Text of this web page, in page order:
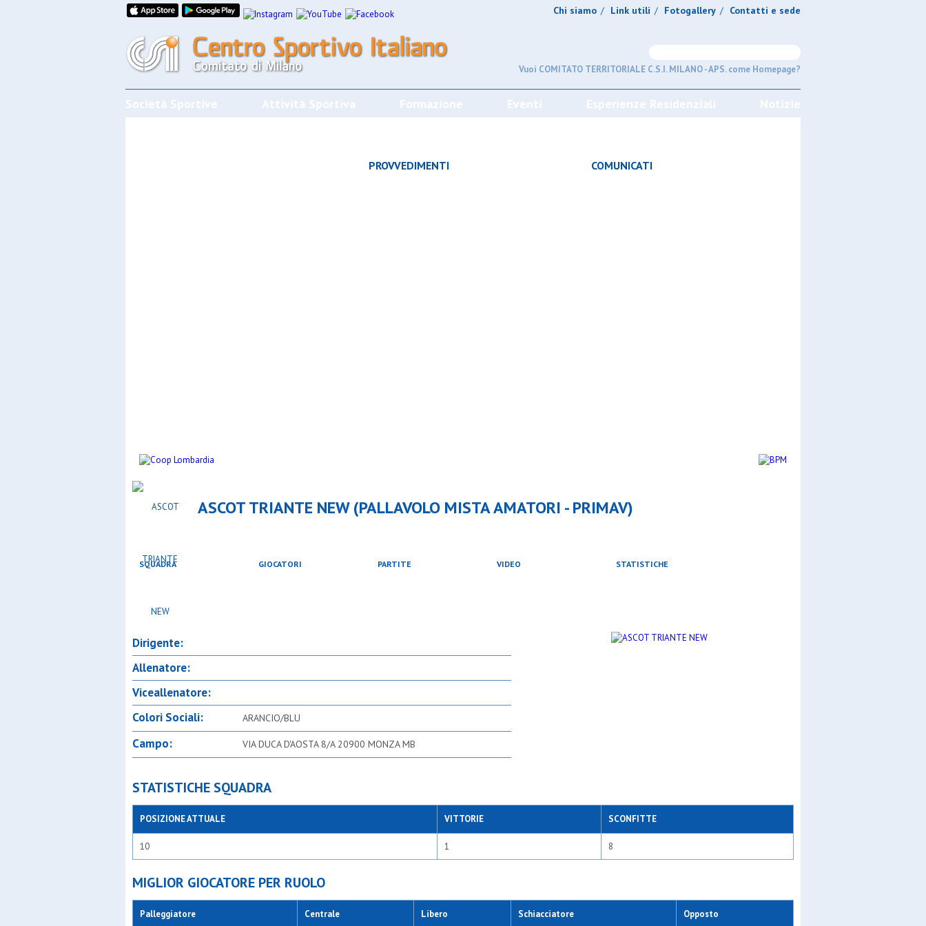
Chi siamo / Link utili / Fotogallery / Contatti e sede
Vuoi COMITATO TERRITORIALE C.S.I. MILANO - APS. come Homepage?
Società Sportive Attività Sportiva Formazione Eventi Esperienze Residenziali Notizie
PROVVEDIMENTI COMUNICATI
ASCOT TRIANTE NEW (PALLAVOLO MISTA AMATORI - PRIMAV)
SQUADRA GIOCATORI PARTITE VIDEO STATISTICHE
Dirigente:
Allenatore:
Viceallenatore:
Colori Sociali:
ARANCIO/BLU
Campo: VIA DUCA D'AOSTA 8/A 20900 MONZA MB
STATISTICHE SQUADRA
POSIZIONE ATTUALE VITTORIE SCONFITTE
10 1 8
MIGLIOR GIOCATORE PER RUOLO
Palleggiatore Centrale Libero Schiacciatore Opposto